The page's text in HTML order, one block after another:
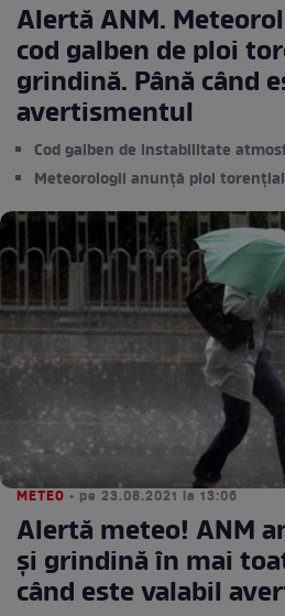
Alertă ANM.
cod galben de ploi
grindină. Până când
avertismentul
Cod galben de instabilitate
Meteorologii anunță ploi
METEO • pe 23.08.2021 la 13:06
Alertă meteo! ANM
și grindină în mai
când este valabil